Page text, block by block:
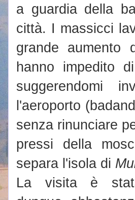
a guardia della
città. I massicci
grande aumento
hanno impedito
suggerendomi
l'aeroporto
senza rinunciare
pressi della
separa l'isola di
La visita è